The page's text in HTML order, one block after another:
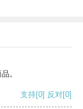
。
支持[0] 反对[0]